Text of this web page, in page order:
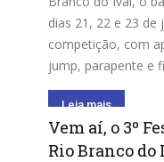
dias 21, 22 e 23 de
competição, com
jump, parapente e
Leia mais
Vem aí, o 3º
Rio Branco do